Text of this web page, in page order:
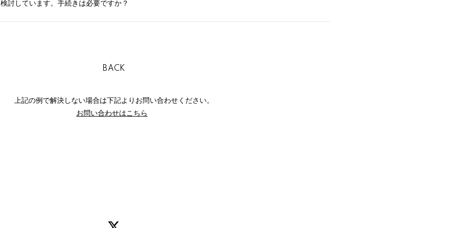
討しています。手続きは必要ですか？
BACK
上記の例で解決しない場合は下記よりお問い合わせください。
お問い合わせはこちら